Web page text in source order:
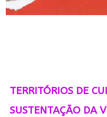
TERRITÓRIOS DE
SUSTENTAÇÃO DA